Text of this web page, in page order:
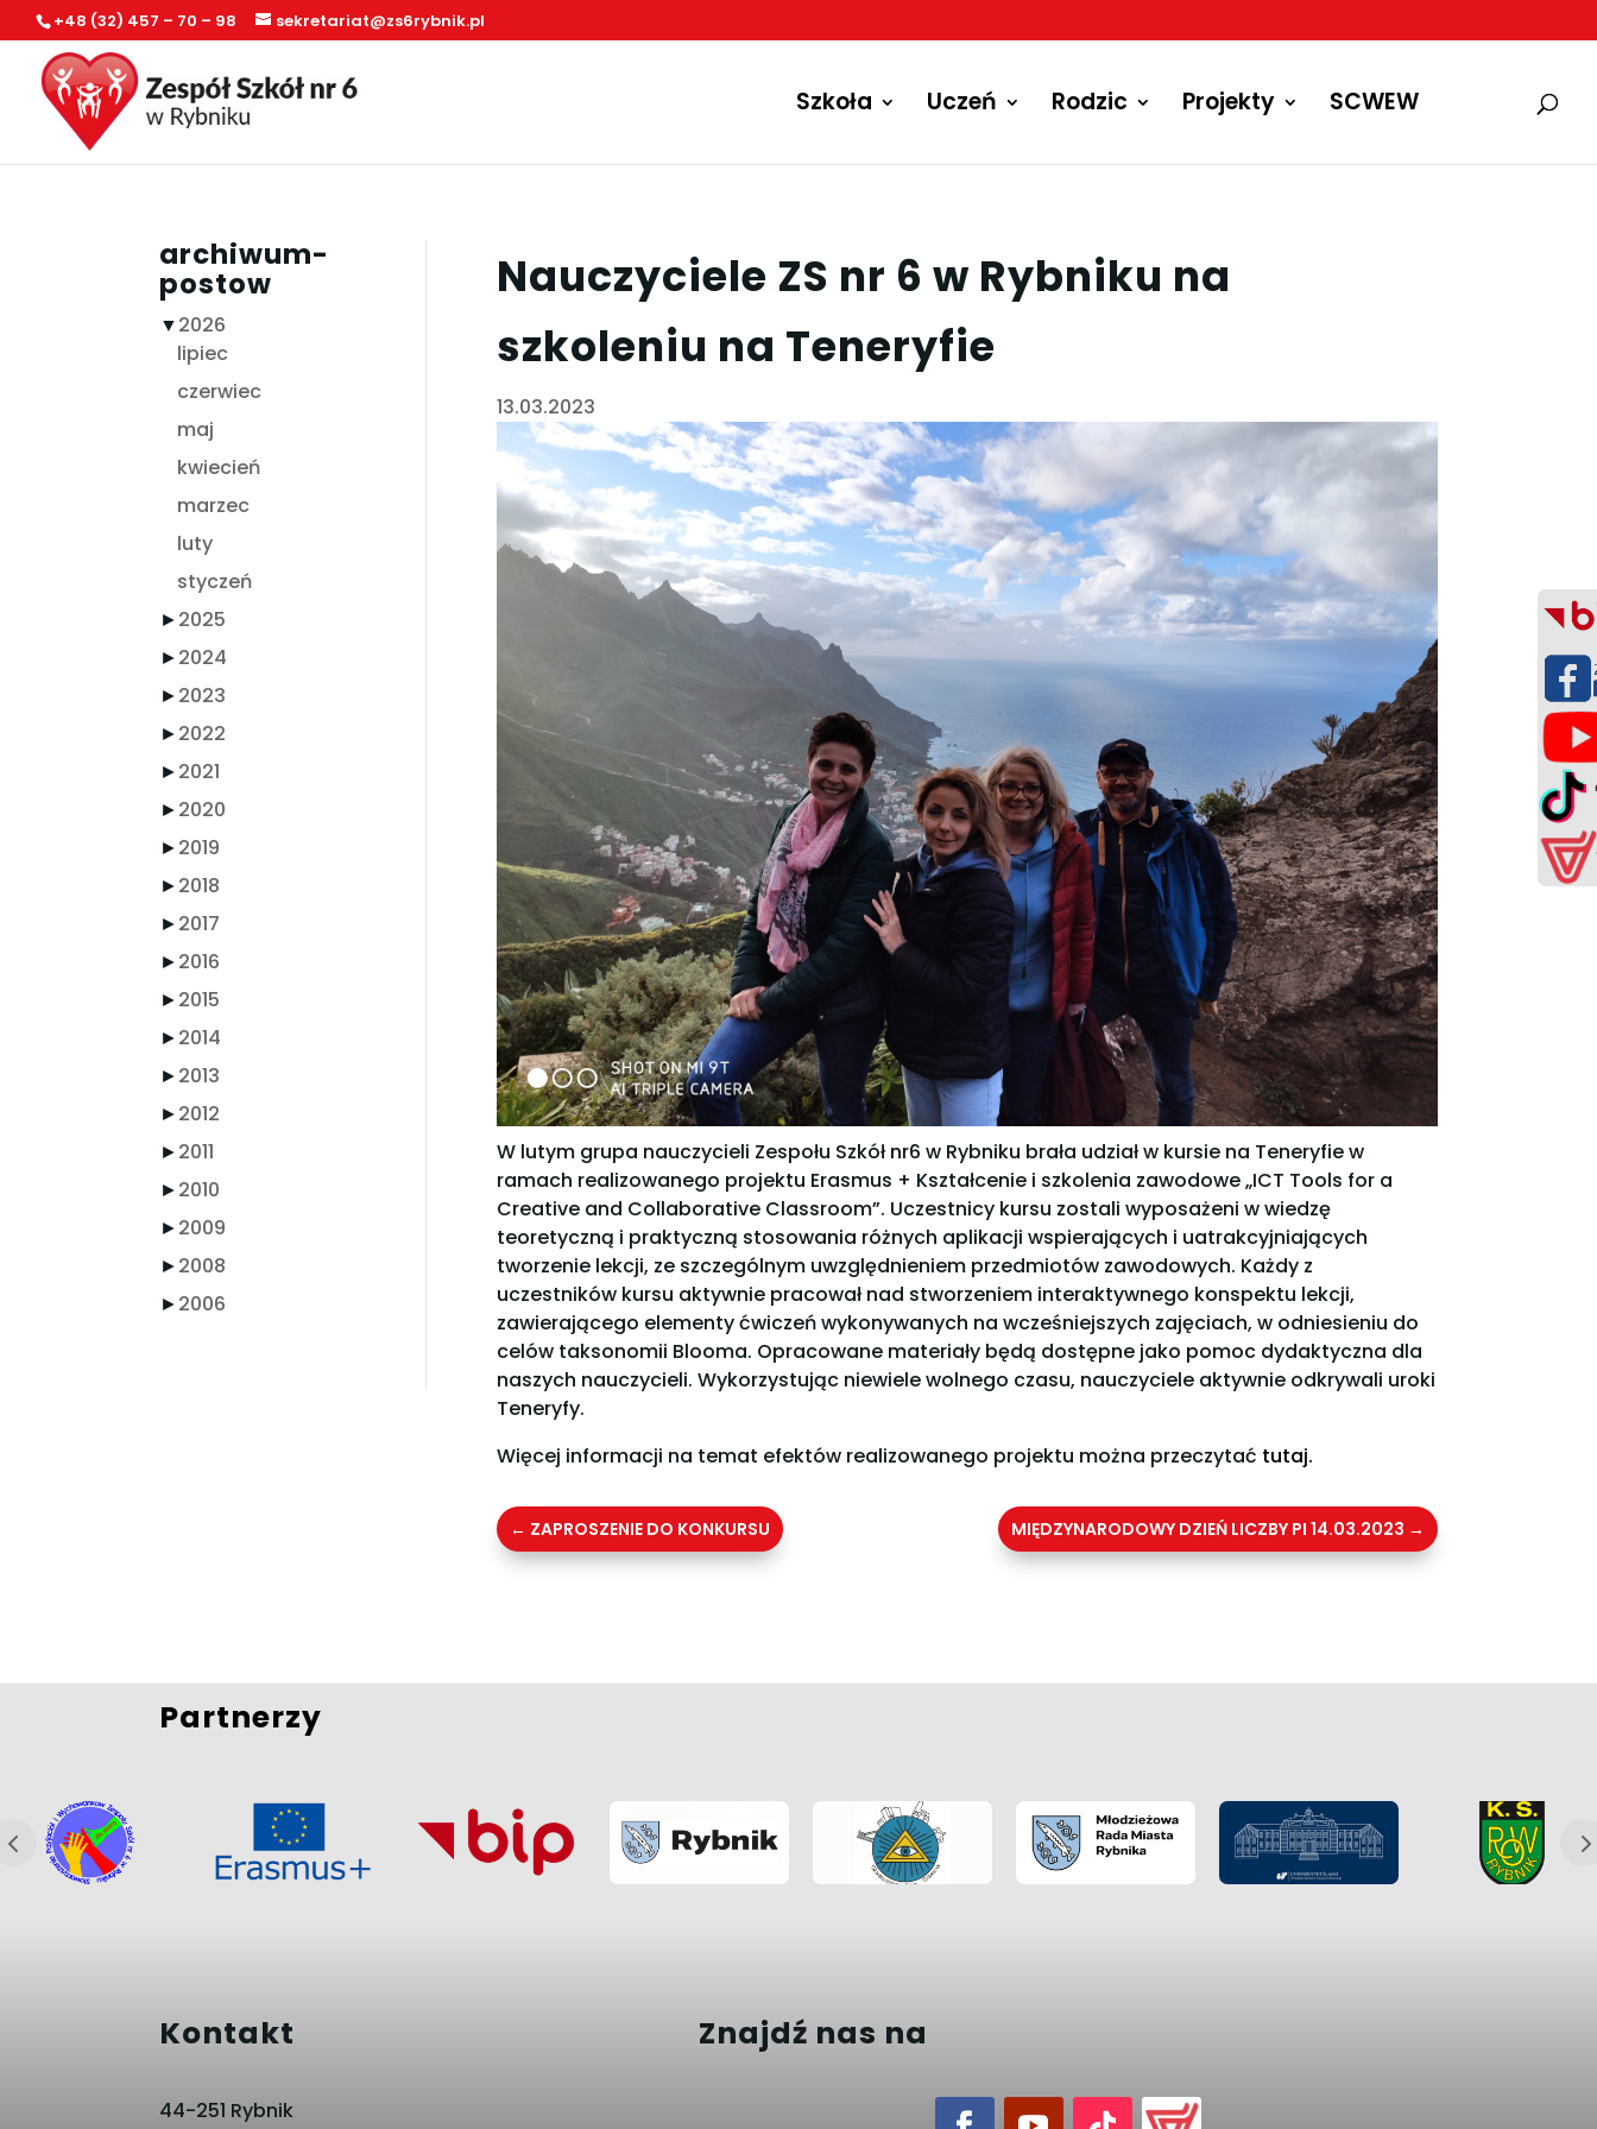
+48 (32) 457 – 70 – 98 sekretariat@zs6rybnik.pl
Szkoła Uczeń Rodzic Projekty SCWEW
archiwum-
postow
▼2026
lipiec
czerwiec
maj
kwiecień
marzec
luty
styczeń
►2025
►2024
►2023
►2022
►2021
►2020
►2019
►2018
►2017
►2016
►2015
►2014
►2013
►2012
►2011
►2010
►2009
►2008
►2006
Nauczyciele ZS nr 6 w Rybniku na
szkoleniu na Teneryfie
13.03.2023
W lutym grupa nauczycieli Zespołu Szkół nr6 w Rybniku brała udział w kursie na Teneryfie w
ramach realizowanego projektu Erasmus + Kształcenie i szkolenia zawodowe „ICT Tools for a
Creative and Collaborative Classroom”. Uczestnicy kursu zostali wyposażeni w wiedzę
teoretyczną i praktyczną stosowania różnych aplikacji wspierających i uatrakcyjniających
tworzenie lekcji, ze szczególnym uwzględnieniem przedmiotów zawodowych. Każdy z
uczestników kursu aktywnie pracował nad stworzeniem interaktywnego konspektu lekcji,
zawierającego elementy ćwiczeń wykonywanych na wcześniejszych zajęciach, w odniesieniu do
celów taksonomii Blooma. Opracowane materiały będą dostępne jako pomoc dydaktyczna dla
naszych nauczycieli. Wykorzystując niewiele wolnego czasu, nauczyciele aktywnie odkrywali uroki
Teneryfy.
Więcej informacji na temat efektów realizowanego projektu można przeczytać tutaj.
← ZAPROSZENIE DO KONKURSU MIĘDZYNARODOWY DZIEŃ LICZBY PI 14.03.2023 →
Partnerzy
Kontakt
44-251 Rybnik
Znajdź nas na